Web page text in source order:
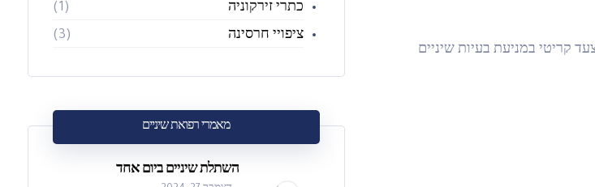
קריטי במניעת בעיות שיניים
כתרי זירקוניה
(1)
ציפויי חרסינה
(3)
מאמרי רפואת שיניים
השתלת שיניים ביום אחד